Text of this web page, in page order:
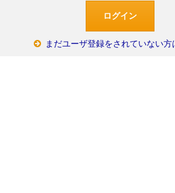
まだユーザ登録をされていない方